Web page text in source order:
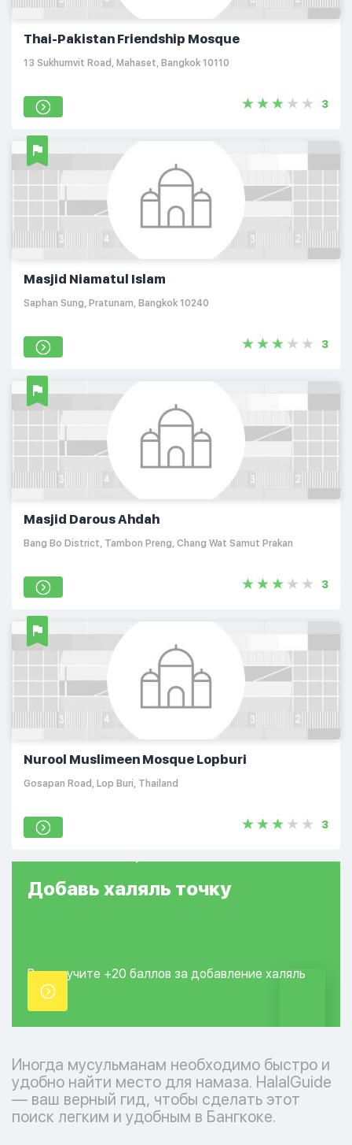
Thai-Pakistan Friendship Mosque
13 Sukhumvit Road, Mahaset, Bangkok 10110
3
Masjid Niamatul Islam
Saphan Sung, Pratunam, Bangkok 10240
3
Masjid Darous Ahdah
Bang Bo District, Tambon Preng, Chang Wat Samut Prakan
3
Nurool Muslimeen Mosque Lopburi
Gosapan Road, Lop Buri, Thailand
3
Добавь халяль точку
Вы получите +20 баллов за добавление халяль
точки.
Иногда мусульманам необходимо быстро и
удобно найти место для намаза. HalalGuide
— ваш верный гид, чтобы сделать этот
поиск легким и удобным в Бангкоке.